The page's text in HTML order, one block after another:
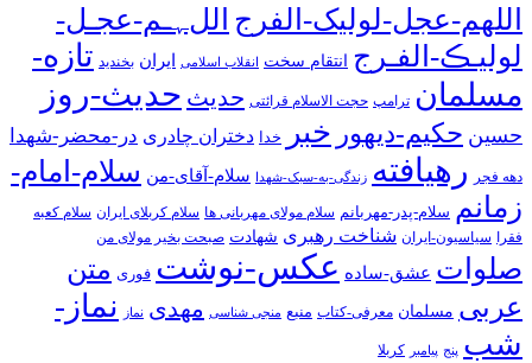
اللهم-عجل-لولیک-الفرج اللﮩـم-عجـل-
لولیـڪ-الفـرج انتقام سخت انقلاب اسلامی ایران بخندید تازه-
مسلمان ترامپ حجت الاسلام قرائتی حدیث حدیث-روز
حسین حکیم-دیهور خبر خدا دختران چادری در-محضر-شهدا
دهه فجر رهیافته زندگی-به-سبک-شهدا سلام-آقای-من سلام-امام-
زمانم سلام-پدر-مهربانم سلام مولای مهربانی ها سلام کربلای ایران سلام کعبه
فقرا سیاسیون-ایران شناخت رهبری شهادت صبحت بخیر مولای من
صلوات عشق-ساده عکس-نوشت فوری متن
عربی مسلمان معرفی-کتاب منبع منجی شناسی مهدی نماز
نماز-
شب پنج پیامبر کربلا